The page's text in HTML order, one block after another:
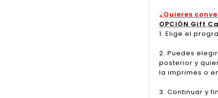
¿Quieres
OPCIÓN Gift
1. Elige el
2. Puedes
posterior y
la imprimes o
3. Continuar y